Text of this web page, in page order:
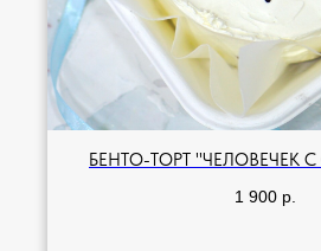
БЕНТО-ТОРТ "ЧЕЛОВЕЧЕК
1 900 р.